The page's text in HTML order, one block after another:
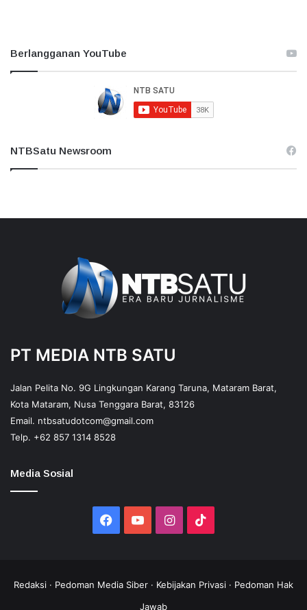
Berlangganan YouTube
NTBSatu Newsroom
PT MEDIA NTB SATU
Jalan Pelita No. 9G Lingkungan Karang Taruna, Mataram Barat,
Kota Mataram, Nusa Tenggara Barat, 83126
Email. ntbsatudotcom@gmail.com
Telp. +62 857 1314 8528
Media Sosial
Facebook
YouTubeInstagram
Redaksi · Pedoman Media Siber · Kebijakan Privasi · Pedoman Hak
Jawab